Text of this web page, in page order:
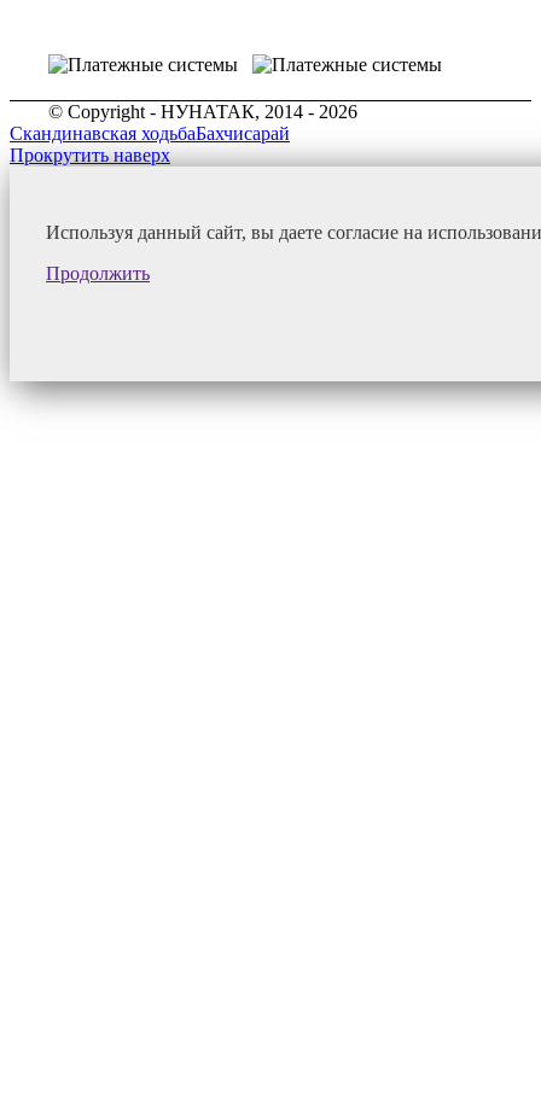
© Copyright - НУНАТАК, 2014 - 2026
Скандинавская ходьбаБахчисарай
Прокрутить наверх
Используя данный сайт, вы даете согласие на
Продолжить